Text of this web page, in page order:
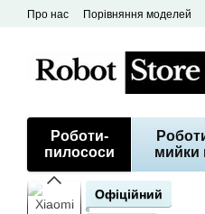
Перейти до основного контенту
Про нас Порівняння моделей
Роботи-
пилососи
мийки
Офіційний